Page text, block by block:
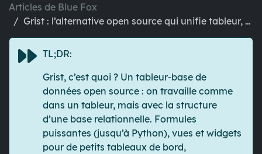
Articles de Blue Fox
Grist : l’alternative open source qui unifie tableur, base de données et BI
TL;DR:
Grist, c’est quoi ? Un tableur-base de
données open source : on travaille comme
dans un tableur, mais avec la structure
d’une base relationnelle. Formules
puissantes (jusqu’à Python), vues et widgets
pour de petits tableaux de bord,